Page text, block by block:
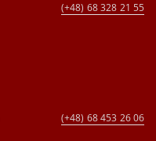
(+48) 68 328 21 55
(+48) 68 453 26 06